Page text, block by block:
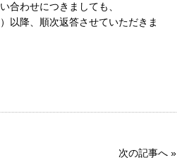
合わせにつきましても、
以降、順次返答させていただきま
次の記事へ »